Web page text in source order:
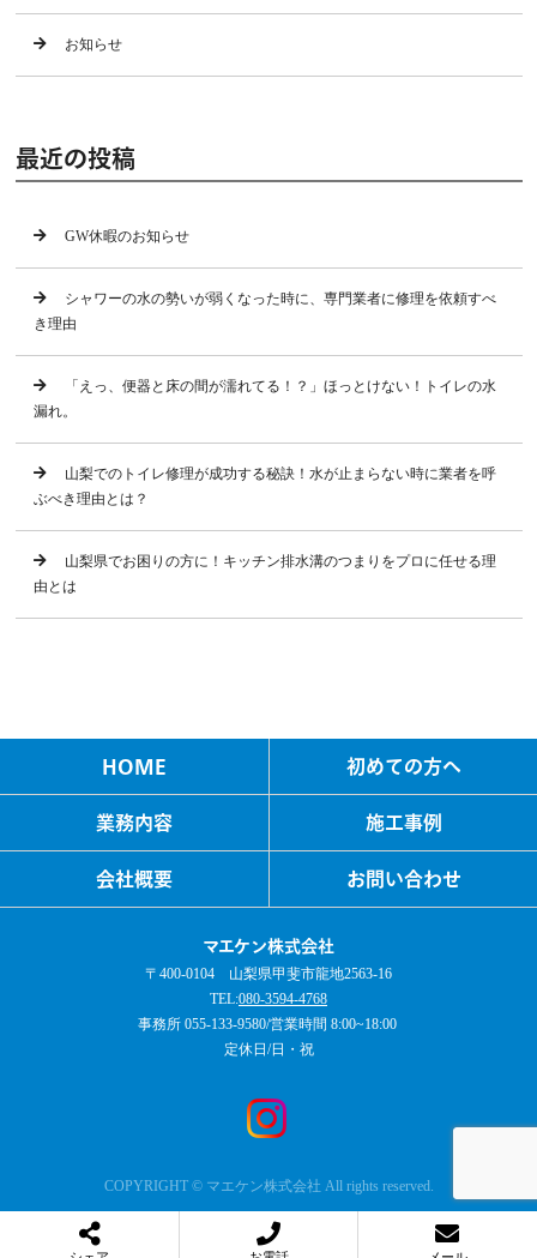
お知らせ
最近の投稿
GW休暇のお知らせ
シャワーの水の勢いが弱くなった時に、専門業者に修理を依頼すべ
き理由
「えっ、便器と床の間が濡れてる！？」ほっとけない！トイレの水
漏れ。
山梨でのトイレ修理が成功する秘訣！水が止まらない時に業者を呼
ぶべき理由とは？
山梨県でお困りの方に！キッチン排水溝のつまりをプロに任せる理
由とは
HOME 初めての方へ
業務内容 施工事例
会社概要 お問い合わせ
マエケン株式会社
〒400-0104 山梨県甲斐市龍地2563-16
TEL:080-3594-4768
事務所 055-133-9580/営業時間 8:00~18:00 ​
定休日/日・祝
COPYRIGHT © マエケン株式会社 All rights reserved.